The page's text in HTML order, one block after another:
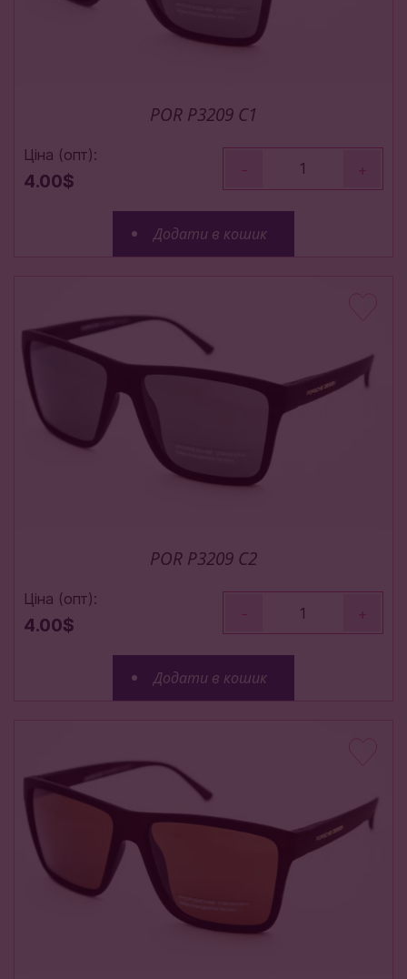
POR P3209 C1
Ціна (опт):
4.00$
- +
Додати в кошик
POR P3209 C2
Ціна (опт):
4.00$
- +
Додати в кошик